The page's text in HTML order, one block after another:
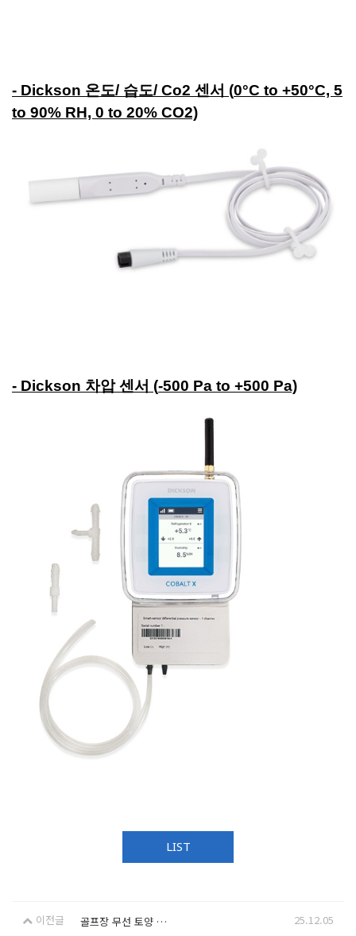
- Dickson 온도/ 습도/ Co2 센서 (0°C to +50°C, 5
to 90% RH, 0 to 20% CO2)
- Dickson 차압 센서 (-500 Pa to +500 Pa)
LIST
이전글 골프장 무선 토양 수분 모니터링 시스템 25.12.05